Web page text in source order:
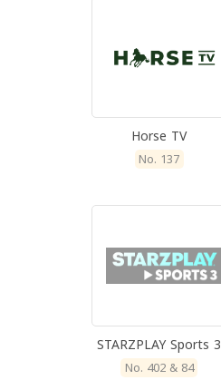
Horse TV
No. 137
STARZPLAY Sports 3
No. 402 & 84